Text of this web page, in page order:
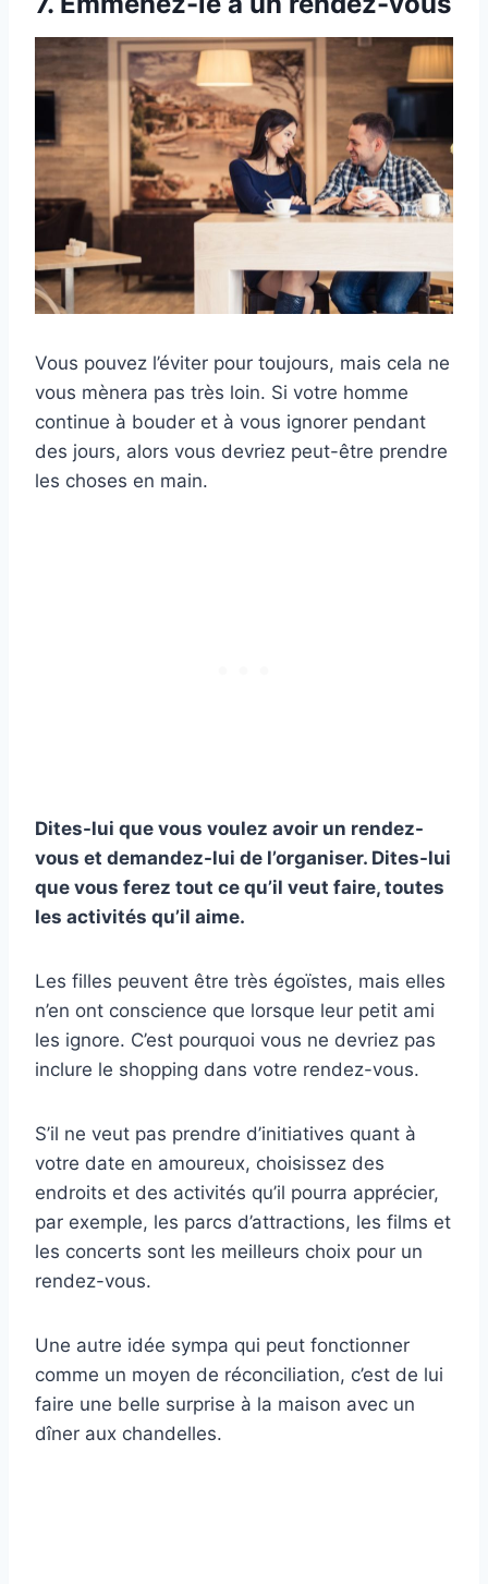
Vous pouvez l’éviter pour toujours, mais cela ne
vous mènera pas très loin. Si votre homme
continue à bouder et à vous ignorer pendant
des jours, alors vous devriez peut-être prendre
les choses en main.
Dites-lui que vous voulez avoir un rendez-
vous et demandez-lui de l’organiser. Dites-lui
que vous ferez tout ce qu’il veut faire, toutes
les activités qu’il aime.
Les filles peuvent être très égoïstes, mais elles
n’en ont conscience que lorsque leur petit ami
les ignore. C’est pourquoi vous ne devriez pas
inclure le shopping dans votre rendez-vous.
S’il ne veut pas prendre d’initiatives quant à
votre date en amoureux, choisissez des
endroits et des activités qu’il pourra apprécier,
par exemple, les parcs d’attractions, les films et
les concerts sont les meilleurs choix pour un
rendez-vous.
Une autre idée sympa qui peut fonctionner
comme un moyen de réconciliation, c’est de lui
faire une belle surprise à la maison avec un
dîner aux chandelles.